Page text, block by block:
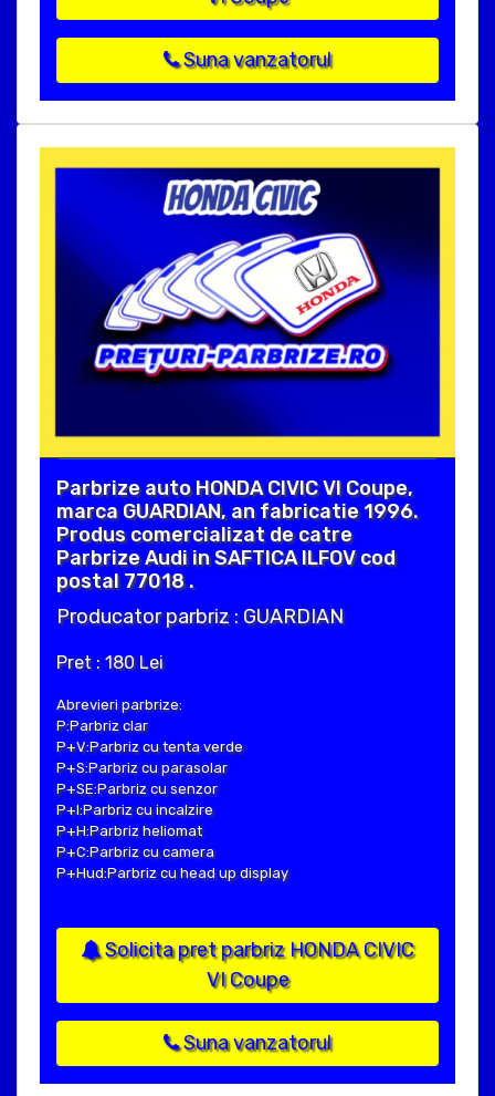
Suna vanzatorul
Parbrize auto HONDA CIVIC VI Coupe,
marca GUARDIAN, an fabricatie 1996.
Produs comercializat de catre
Parbrize Audi in SAFTICA ILFOV cod
postal 77018 .
Producator parbriz : GUARDIAN
Pret : 180 Lei
Abrevieri parbrize:
P:Parbriz clar
P+V:Parbriz cu tenta verde
P+S:Parbriz cu parasolar
P+SE:Parbriz cu senzor
P+I:Parbriz cu incalzire
P+H:Parbriz heliomat
P+C:Parbriz cu camera
P+Hud:Parbriz cu head up display
Solicita pret parbriz HONDA CIVIC
VI Coupe
Suna vanzatorul